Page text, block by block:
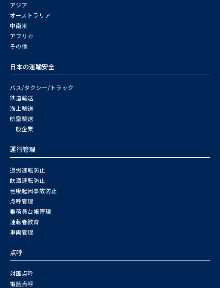
アジア
オーストラリア
中南米
アフリカ
その他
日本の運輸安全
バス/タクシー/トラック
鉄道輸送
海上輸送
航空輸送
一般企業
運行管理
過労運転防止
飲酒運転防止
健康起因事故防止
点呼管理
乗務員台帳管理
運転者教育
車両管理
点呼
対面点呼
電話点呼